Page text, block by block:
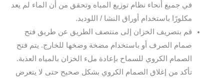
في جميع أنحاء نظام توزيع المياه وتحقق من أن الماء لم يعد
مكلورًا باستخدام أوراق النشا / اللوديد.
قم بتصريف الخزان إلى منتصف الطريق عن طريق فتح
صمام الصرف أو باستخدام مضخة وضخها للخارج. يتم فتح
الصمام الكروي للسماح بإعادة ملء الخزان بالمياه العذبة.
تأكد من إغلاق الصمام الكروي بشكل صحيح حتى لا يتعرض